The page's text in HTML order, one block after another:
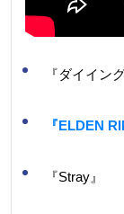
『ダイイン
『ELDEN
『Stray』